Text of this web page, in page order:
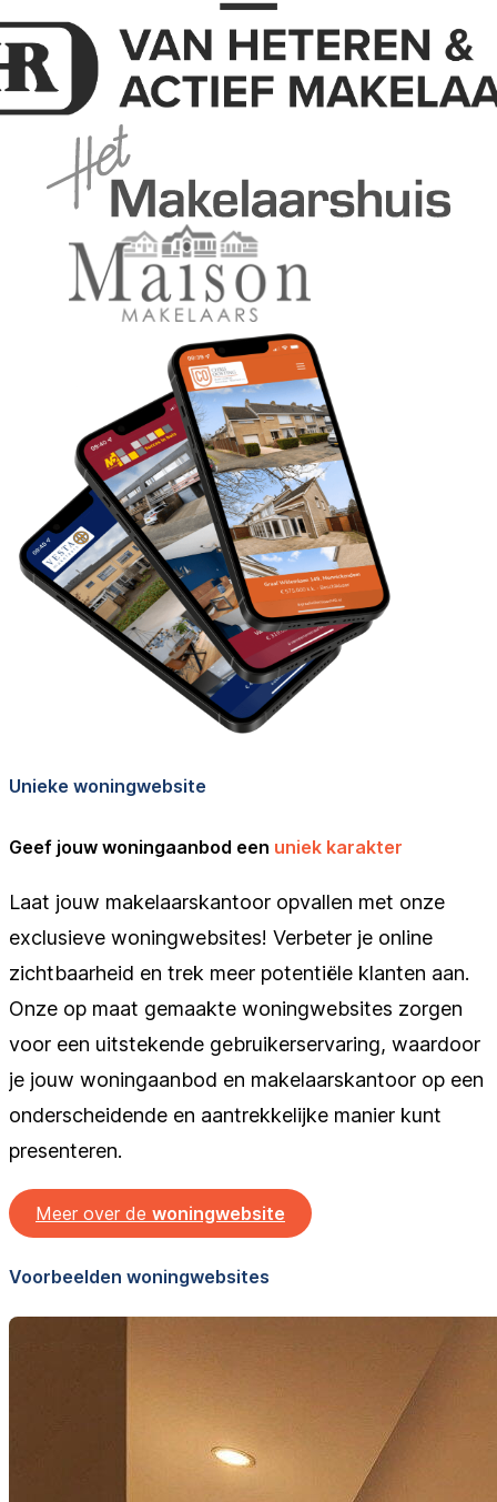
Unieke woningwebsite
Geef jouw woningaanbod een uniek karakter
Laat jouw makelaarskantoor opvallen met onze
exclusieve woningwebsites! Verbeter je online
zichtbaarheid en trek meer potentiële klanten aan.
Onze op maat gemaakte woningwebsites zorgen
voor een uitstekende gebruikerservaring, waardoor
je jouw woningaanbod en makelaarskantoor op een
onderscheidende en aantrekkelijke manier kunt
presenteren.
Meer over de woningwebsite
Voorbeelden woningwebsites